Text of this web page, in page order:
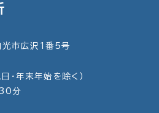
市広沢1番5号
・年末年始を除く）
分